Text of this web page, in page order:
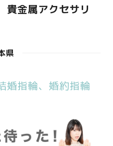
貴金属アクセサリ
県
婚指輪、婚約指輪